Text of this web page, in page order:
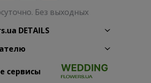
Без выходных
DETAILS
сервисы